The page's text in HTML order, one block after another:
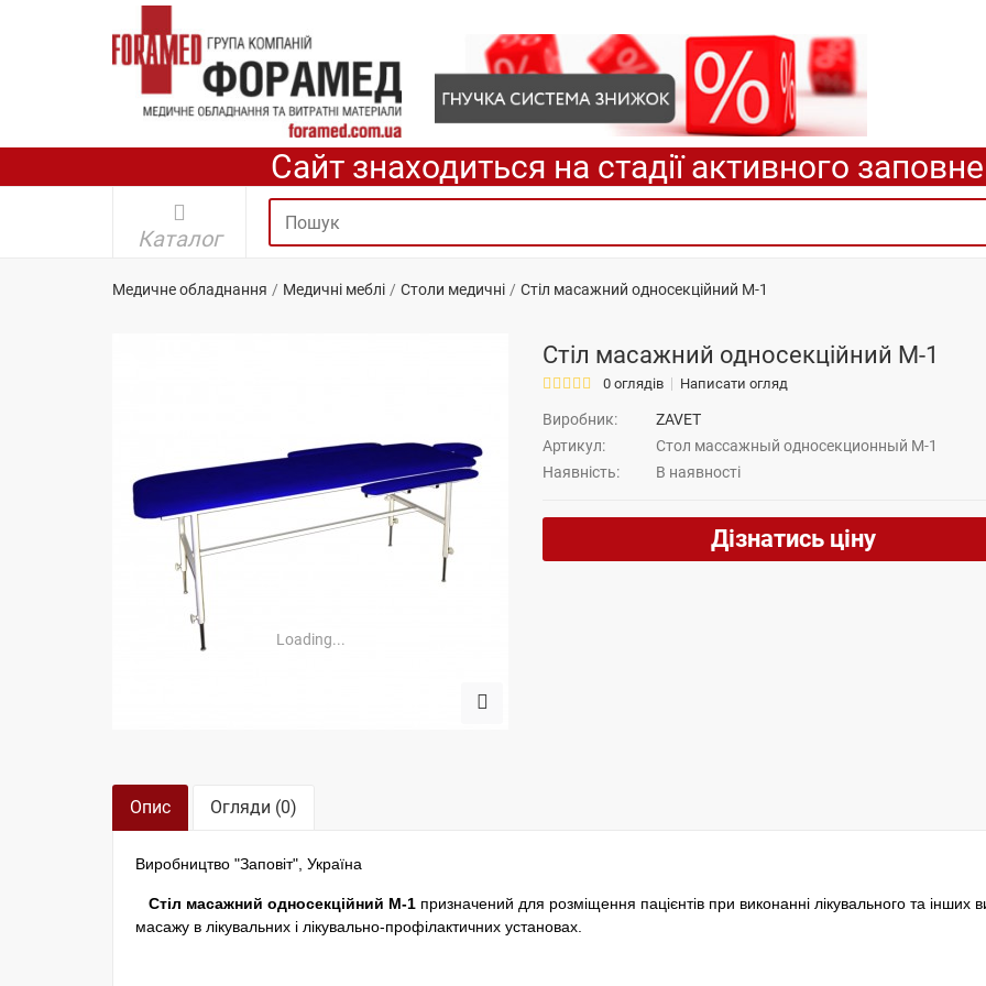
Сайт знаходиться на стадії активного
Каталог
Медичне обладнання Медичні меблі Столи медичні Стіл масажний односекційний М-1
Loading...
Стіл масажний односекційний М-1
0 оглядів Написати огляд
Виробник:
ZAVET
Артикул:
Стол массажный односекционный М-1
Наявність:
В наявності
Дізнатись ціну
Опис Огляди (0)
Виробництво "Заповіт", Україна
Стіл масажний односекційний М-1 призначений для розміщення пацієнтів при виконанні лікувального та інших
масажу в лікувальних і лікувально-профілактичних установах.